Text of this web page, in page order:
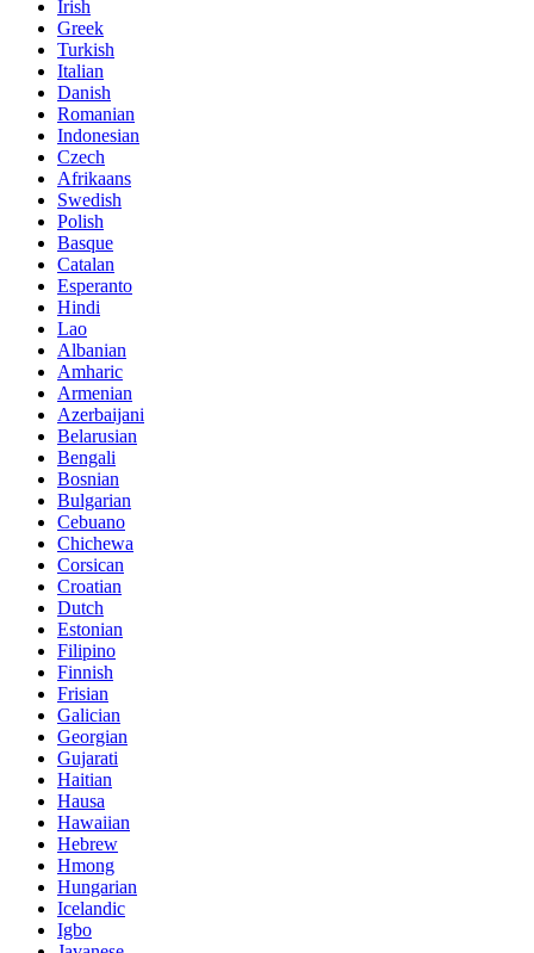
Irish
Greek
Turkish
Italian
Danish
Romanian
Indonesian
Czech
Afrikaans
Swedish
Polish
Basque
Catalan
Esperanto
Hindi
Lao
Albanian
Amharic
Armenian
Azerbaijani
Belarusian
Bengali
Bosnian
Bulgarian
Cebuano
Chichewa
Corsican
Croatian
Dutch
Estonian
Filipino
Finnish
Frisian
Galician
Georgian
Gujarati
Haitian
Hausa
Hawaiian
Hebrew
Hmong
Hungarian
Icelandic
Igbo